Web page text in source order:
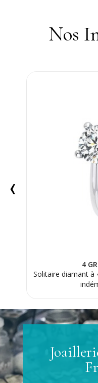
Nos
4
Solitaire diamant à
‹